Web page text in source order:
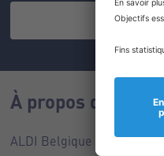
À propos de nous
ALDI Belgique